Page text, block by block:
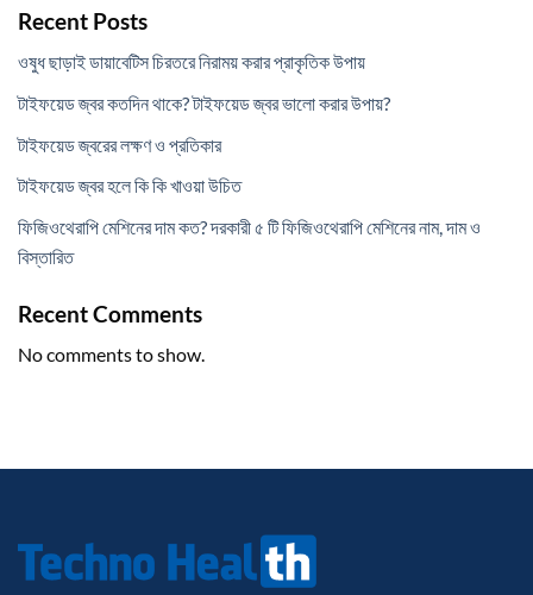
Recent Posts
ওষুধ ছাড়াই ডায়াবেটিস চিরতরে নিরাময় করার প্রাকৃতিক উপায়
টাইফয়েড জ্বর কতদিন থাকে? টাইফয়েড জ্বর ভালো করার উপায়?
টাইফয়েড জ্বরের লক্ষণ ও প্রতিকার
টাইফয়েড জ্বর হলে কি কি খাওয়া উচিত
ফিজিওথেরাপি মেশিনের দাম কত? দরকারী ৫ টি ফিজিওথেরাপি মেশিনের নাম, দাম ও
বিস্তারিত
Recent Comments
No comments to show.